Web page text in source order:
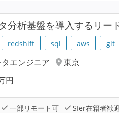
分析基盤を導入するリー
redshift sql aws git
タエンジニア
東京
円
一部リモート可 SIer在籍者歓